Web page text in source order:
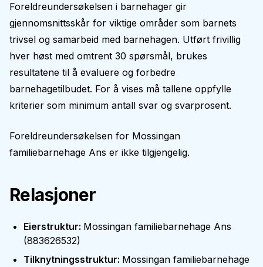
Foreldreundersøkelsen i barnehager gir
gjennomsnittsskår for viktige områder som barnets
trivsel og samarbeid med barnehagen. Utført frivillig
hver høst med omtrent 30 spørsmål, brukes
resultatene til å evaluere og forbedre
barnehagetilbudet. For å vises må tallene oppfylle
kriterier som minimum antall svar og svarprosent.
Foreldreundersøkelsen for Mossingan
familiebarnehage Ans er ikke tilgjengelig.
Relasjoner
Eierstruktur: Mossingan familiebarnehage Ans
(883626532)
Tilknytningsstruktur: Mossingan familiebarnehage